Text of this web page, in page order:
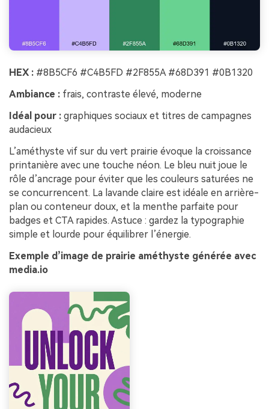
HEX : #8B5CF6 #C4B5FD #2F855A #68D391 #0B1320
Ambiance : frais, contraste élevé, moderne
Idéal pour : graphiques sociaux et titres de campagnes
audacieux
L’améthyste vif sur du vert prairie évoque la croissance
printanière avec une touche néon. Le bleu nuit joue le
rôle d’ancrage pour éviter que les couleurs saturées ne
se concurrencent. La lavande claire est idéale en arrière-
plan ou conteneur doux, et la menthe parfaite pour
badges et CTA rapides. Astuce : gardez la typographie
simple et lourde pour équilibrer l’énergie.
Exemple d’image de prairie améthyste générée avec
media.io